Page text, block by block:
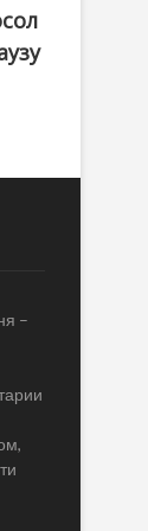
–